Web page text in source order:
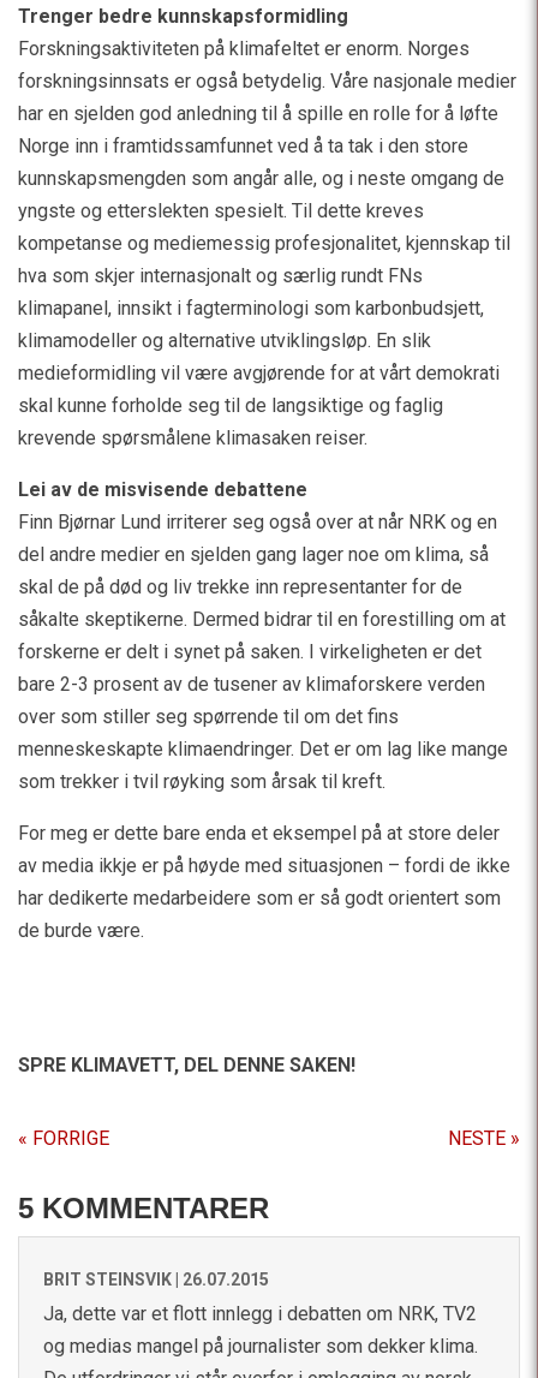
Trenger bedre kunnskapsformidling
Forskningsaktiviteten på klimafeltet er enorm. Norges
forskningsinnsats er også betydelig. Våre nasjonale medier
har en sjelden god anledning til å spille en rolle for å løfte
Norge inn i framtidssamfunnet ved å ta tak i den store
kunnskapsmengden som angår alle, og i neste omgang de
yngste og etterslekten spesielt. Til dette kreves
kompetanse og mediemessig profesjonalitet, kjennskap til
hva som skjer internasjonalt og særlig rundt FNs
klimapanel, innsikt i fagterminologi som karbonbudsjett,
klimamodeller og alternative utviklingsløp. En slik
medieformidling vil være avgjørende for at vårt demokrati
skal kunne forholde seg til de langsiktige og faglig
krevende spørsmålene klimasaken reiser.
Lei av de misvisende debattene
Finn Bjørnar Lund irriterer seg også over at når NRK og en
del andre medier en sjelden gang lager noe om klima, så
skal de på død og liv trekke inn representanter for de
såkalte skeptikerne. Dermed bidrar til en forestilling om at
forskerne er delt i synet på saken. I virkeligheten er det
bare 2-3 prosent av de tusener av klimaforskere verden
over som stiller seg spørrende til om det fins
menneskeskapte klimaendringer. Det er om lag like mange
som trekker i tvil røyking som årsak til kreft.
For meg er dette bare enda et eksempel på at store deler
av media ikkje er på høyde med situasjonen – fordi de ikke
har dedikerte medarbeidere som er så godt orientert som
de burde være.
SPRE KLIMAVETT, DEL DENNE SAKEN!
« FORRIGE NESTE »
5 KOMMENTARER
BRIT STEINSVIK | 26.07.2015
Ja, dette var et flott innlegg i debatten om NRK, TV2
og medias mangel på journalister som dekker klima.